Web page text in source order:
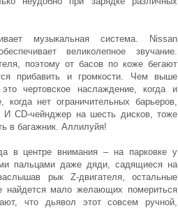
музыкальная система. Nissan
великолепное звучание.
поэтому от басов по коже бегают
прибавить и громкости. Чем выше
чертовское наслаждение, когда и
нет ограничительных барьеров,
И CD-чейнджер на шесть дисков, тоже
в багажник. Аллилуйя!
в центре внимания – на парковке у
пальцами даже дяди, садящиеся на
рык Z-двигателя, остальные
найдется мало желающих помериться
что дьявол этот совсем ручной,